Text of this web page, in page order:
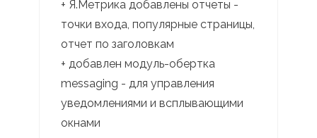
+ Я.Метрика добавлены отчеты -
точки входа, популярные страницы,
отчет по заголовкам
+ добавлен модуль-обертка
messaging - для управления
уведомлениями и всплывающими
окнами